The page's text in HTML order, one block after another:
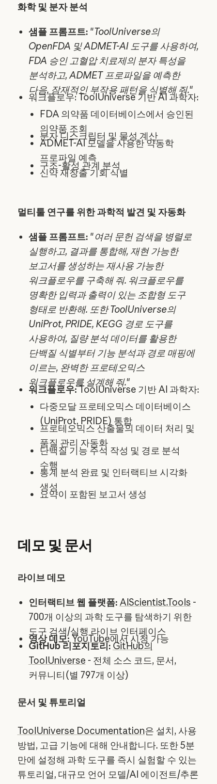
화학 및 분자 분석
샘플 프롬프트: "ToolUniverse의
OpenFDA 및 ADMET-AI 도구를 사용하여,
FDA 승인 고혈압 치료제의 분자 특성을
분석하고, ADMET 프로파일을 예측한
다음, 잠재적인 부작용 패턴을 식별해 줘."
워크플로우: ToolUniverse 기반 AI 과학자:
FDA 의약품 데이터베이스에서 승인된
의약품 조회
분자 디스크립터 및 물성 계산
ADMET-AI 모델을 사용한 약동학
프로파일 예측
구조-활성 관계 분석
신약 재창출 기회 식별
멀티툴 연구를 위한 과학적 발견 및 자동화
샘플 프롬프트: "여러 문헌 검색을 병렬로
실행하고, 결과를 통합해, 재현 가능한
보고서를 생성하는 재사용 가능한
워크플로우를 구축해 줘. 워크플로우를
명확한 입력과 출력이 있는 조합형 도구
형태로 반환해. 또한 ToolUniverse의
UniProt, PRIDE, KEGG 경로 도구를
사용하여, 질량 분석 데이터를 활용한
단백질 식별부터 기능 분석과 경로 매핑에
이르는, 완벽한 프로테오믹스
워크플로우를 설계해 줘."
워크플로우:ToolUniverse 기반 AI 과학자:
다중모달 프로테오믹스 데이터베이스
(UniProt, PRIDE) 통합
프로테오믹스 산출물의 데이터 처리 및
품질 관리 자동화
단백질 기능 주석 작성 및 경로 분석
수행
통계 분석 완료 및 인터랙티브 시각화
생성
요약이 포함된 보고서 생성
데모 및 문서
라이브 데모
인터랙티브 웹 플랫폼: AIScientist.Tools -
700개 이상의 과학 도구를 탐색하기 위한
도구 검색/실행 라이브 인터페이스
영상 데모: YouTube에서 시청 가능
GitHub 리포지토리: GitHub의
ToolUniverse - 전체 소스 코드, 문서,
커뮤니티(별 797개 이상)
문서 및 튜토리얼
ToolUniverse Documentation은 설치, 사용
방법, 고급 기능에 대해 안내합니다. 또한 5분
만에 설정해 과학 도구를 즉시 실험할 수 있는
튜토리얼, 대규모 언어 모델/AI 에이전트/추론